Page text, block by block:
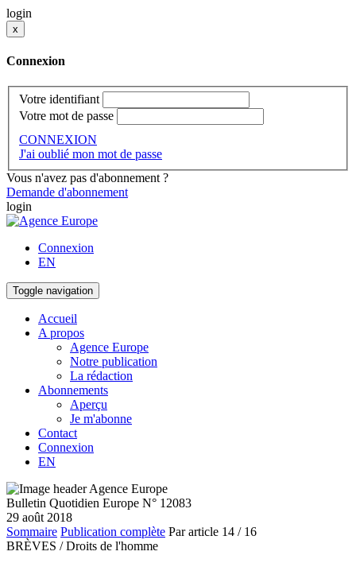
login
x
Connexion
Votre identifiant
Votre mot de passe
CONNEXION
J'ai oublié mon mot de passe
Vous n'avez pas d'abonnement ?
Demande d'abonnement
login
Connexion
EN
Toggle navigation
Accueil
A propos
Agence Europe
Notre publication
La rédaction
Abonnements
Aperçu
Je m'abonne
Contact
Connexion
EN
Bulletin Quotidien Europe N° 12083
29 août 2018
Sommaire Publication complète Par article 14 / 16
BRÈVES / Droits de l'homme